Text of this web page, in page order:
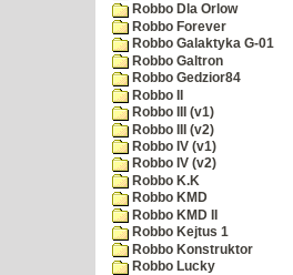
Robbo Dla Orlow
Robbo Forever
Robbo Galaktyka G-01
Robbo Galtron
Robbo Gedzior84
Robbo II
Robbo III (v1)
Robbo III (v2)
Robbo IV (v1)
Robbo IV (v2)
Robbo K.K
Robbo KMD
Robbo KMD II
Robbo Kejtus 1
Robbo Konstruktor
Robbo Lucky